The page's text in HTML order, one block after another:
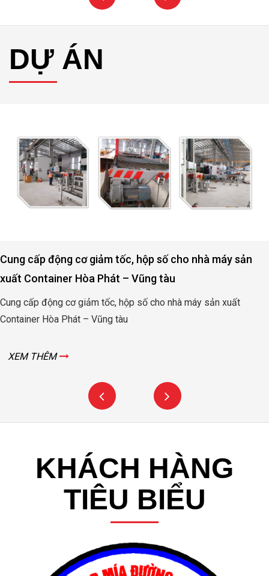
DỰ ÁN
Cung cấp động cơ giảm tốc, hộp số cho nhà máy sản
xuất Container Hòa Phát – Vũng tàu
Cung cấp động cơ giảm tốc, hộp số cho nhà máy sản xuất
Container Hòa Phát – Vũng tàu
XEM THÊM
KHÁCH HÀNG
TIÊU BIỂU